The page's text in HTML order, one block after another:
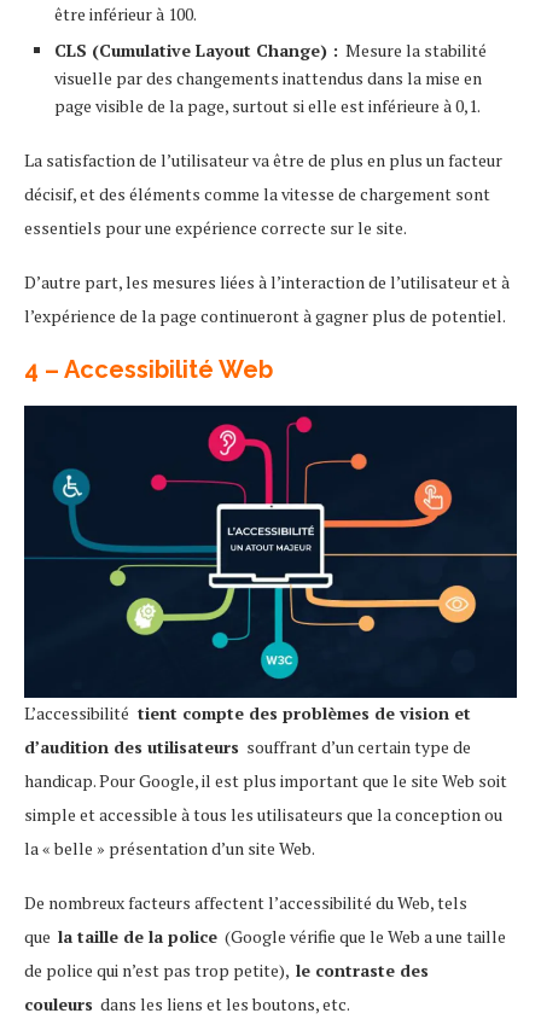
être inférieur à 100.
CLS (Cumulative Layout Change) : Mesure la stabilité
visuelle par des changements inattendus dans la mise en
page visible de la page, surtout si elle est inférieure à 0,1.
La satisfaction de l’utilisateur va être de plus en plus un facteur
décisif, et des éléments comme la vitesse de chargement sont
essentiels pour une expérience correcte sur le site.
D’autre part, les mesures liées à l’interaction de l’utilisateur et à
l’expérience de la page continueront à gagner plus de potentiel.
4 – Accessibilité Web
L’accessibilité tient compte des problèmes de vision et
d’audition des utilisateurs souffrant d’un certain type de
handicap. Pour Google, il est plus important que le site Web soit
simple et accessible à tous les utilisateurs que la conception ou
la « belle » présentation d’un site Web.
De nombreux facteurs affectent l’accessibilité du Web, tels
que la taille de la police (Google vérifie que le Web a une taille
de police qui n’est pas trop petite), le contraste des
couleurs dans les liens et les boutons, etc.